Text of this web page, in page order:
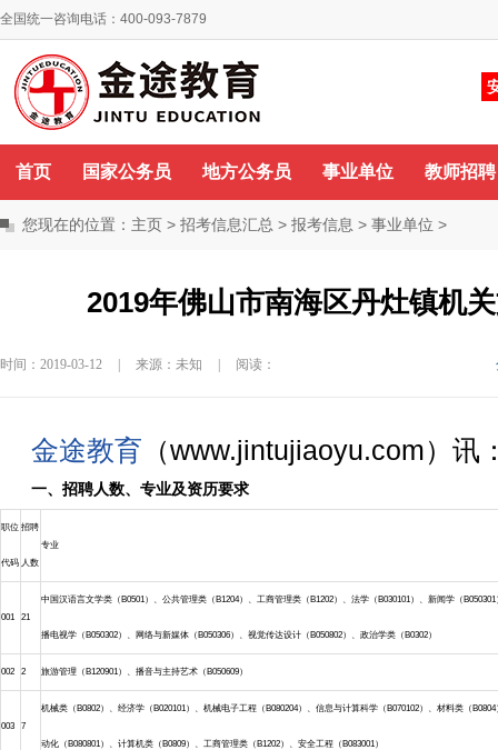
全国统一咨询电话：400-093-7879
你好，欢迎来到金途教育！
首页 国家公务员 地方公务员 事业单位 教师招聘
您现在的位置： 主页 > 招考信息汇总 > 报考信息 > 事业单位 >
2019年佛山市南海区丹灶镇机
时间：2019-03-12 来源：未知 阅读：
金途教育 （www.jintujiaoyu.com）讯
一、招聘人数、专业及资历要求
职位
代码
招聘
人数
专业
001 21
中国汉语言文学类（B0501）、公共管理类（B1204）、工商管理类（B1202）、法学（B030101）、新闻学（
播电视学（B050302）、网络与新媒体（B050306）、视觉传达设计（B050802）、政治学类（B0302）
002 2 旅游管理（B120901）、播音与主持艺术（B050609）
003 7
机械类（B0802）、经济学（B020101）、机械电子工程（B080204）、信息与计算科学（B070102）、材料类（
动化（B080801）、计算机类（B0809）、工商管理类（B1202）、安全工程（B083001）